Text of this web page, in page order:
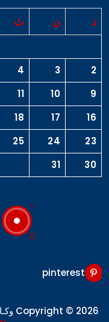
د ن ث
2
3
4
9
10
11
16
17
18
23
24
25
30
31
pinterest
Copyright © 2026 وكـالـة انـبـاء الـعـراقـيـة | Powered by